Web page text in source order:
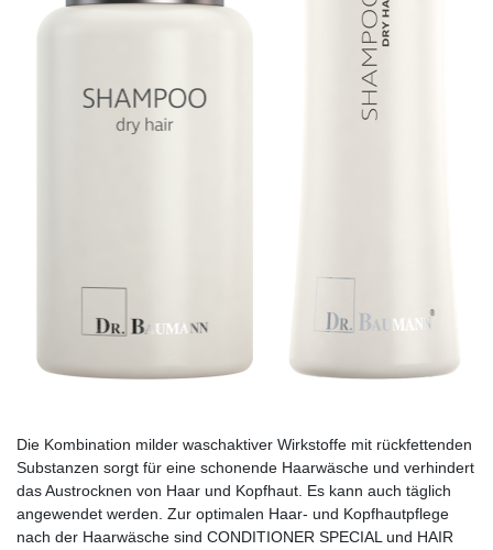
Die Kombination milder waschaktiver Wirkstoffe mit rückfettenden
Substanzen sorgt für eine schonende Haarwäsche und verhindert
das Austrocknen von Haar und Kopfhaut. Es kann auch täglich
angewendet werden. Zur optimalen Haar- und Kopfhautpflege
nach der Haarwäsche sind CONDITIONER SPECIAL und HAIR